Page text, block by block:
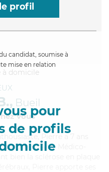
profil
candidat, soumise à
mise en relation
pour
de profils
Bueil
Vous
Pierre a 7 ans
diplôme d'Aide Médico-